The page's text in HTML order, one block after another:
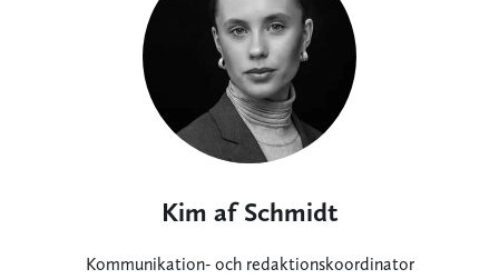
Kim af Schmidt
Kommunikation- och redaktionskoordinator